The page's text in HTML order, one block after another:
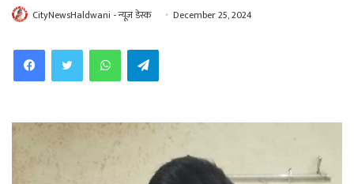
CityNewsHaldwani - न्यूज़ डेस्क December 25, 2024
WhatsAppTelegram